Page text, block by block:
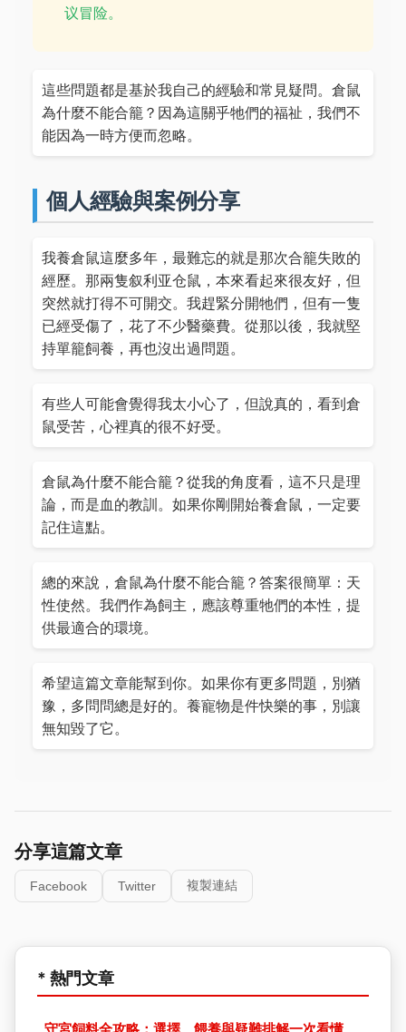
议冒险。
這些問題都是基於我自己的經驗和常見疑問。倉鼠
為什麼不能合籠？因為這關乎牠們的福祉，我們不
能因為一時方便而忽略。
個人經驗與案例分享
我養倉鼠這麼多年，最難忘的就是那次合籠失敗的
經歷。那兩隻叙利亚仓鼠，本來看起來很友好，但
突然就打得不可開交。我趕緊分開牠們，但有一隻
已經受傷了，花了不少醫藥費。從那以後，我就堅
持單籠飼養，再也沒出過問題。
有些人可能會覺得我太小心了，但說真的，看到倉
鼠受苦，心裡真的很不好受。
倉鼠為什麼不能合籠？從我的角度看，這不只是理
論，而是血的教訓。如果你剛開始養倉鼠，一定要
記住這點。
總的來說，倉鼠為什麼不能合籠？答案很簡單：天
性使然。我們作為飼主，應該尊重牠們的本性，提
供最適合的環境。
希望這篇文章能幫到你。如果你有更多問題，別猶
豫，多問問總是好的。養寵物是件快樂的事，別讓
無知毀了它。
分享這篇文章
Facebook Twitter 複製連結
* 熱門文章